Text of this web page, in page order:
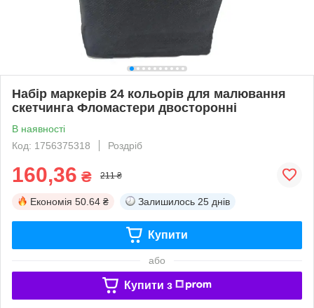
Набір маркерів 24 кольорів для малювання
скетчинга Фломастери двосторонні
В наявності
Код: 1756375318
Роздріб
160,36 ₴ 211 ₴
Економія 50.64 ₴ Залишилось 25 днів
Купити
або
Купити з